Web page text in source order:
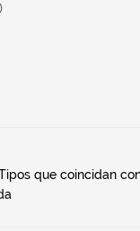
que coincidan